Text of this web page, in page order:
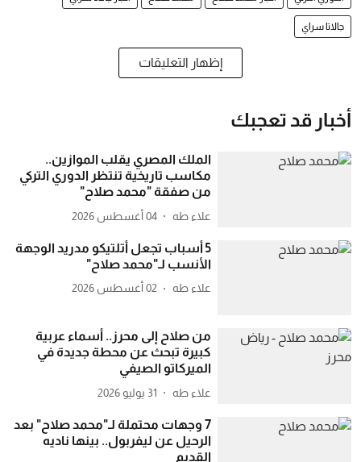
جالاتا سراي
إظهار التعليقات
أخبار قد تعجبك
الملك المصري يقلب الموازين..
مكاسب تاريخية تنتظر الدوري التركي
من صفقة "محمد صلاح"
علاء طه 04 أغسطس 2026
5 أسباب تجعل أتلتيكو مدريد الوجهة
الأنسب لـ"محمد صلاح"
علاء طه 02 أغسطس 2026
من صلاح إلى محرز.. أسماء عربية
كبيرة تبحث عن محطة جديدة في
الميركاتو الصيفي
علاء طه 31 يوليو 2026
7 وجهات محتملة لـ"محمد صلاح" بعد
الرحيل عن ليفربول.. بينها ناديه
القديم